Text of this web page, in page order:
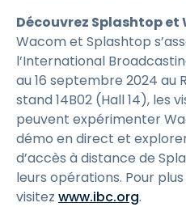
Découvrez Splashtop et
Wacom et Splashtop
l’International
au 16 septembre 2024 au
stand 14B02 (Hall 14), les
peuvent expérimenter
démo en direct et
d’accès à distance de
leurs opérations. Pour plus
visitez www.ibc.org.